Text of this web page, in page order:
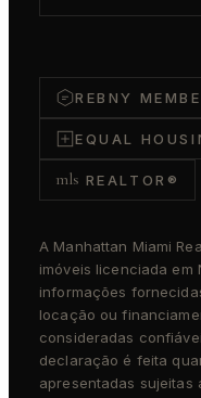
REBNY
EQUAL
mls REALTOR®
A Manhattan Miami
imóveis licenciada em
informações
locação ou
consideradas
declaração é feita
apresentadas sujeitas